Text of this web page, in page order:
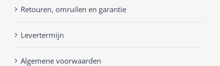
Retouren, omruilen en garantie
Levertermijn
Algemene voorwaarden